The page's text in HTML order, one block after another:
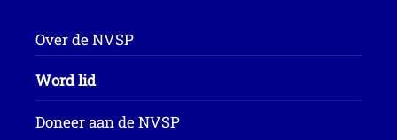
Over de NVSP
Word lid
Doneer aan de NVSP